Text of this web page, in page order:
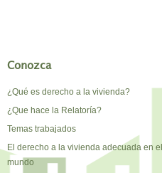
Conozca
¿Qué es derecho a la vivienda?
¿Que hace la Relatoría?
Temas trabajados
El derecho a la vivienda adecuada en el
mundo